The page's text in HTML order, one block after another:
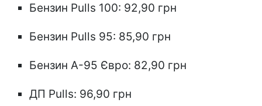
Бензин Pulls 100: 92,90 грн
Бензин Pulls 95: 85,90 грн
Бензин А-95 Євро: 82,90 грн
ДП Pulls: 96,90 грн